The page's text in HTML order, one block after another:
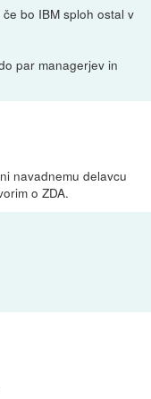
bo IBM sploh ostal v
par managerjev in
navadnemu delavcu
o ZDA.